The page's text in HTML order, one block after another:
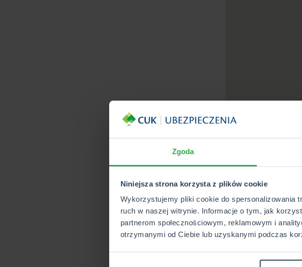
Zgoda
Niniejsza strona korzysta z plików cookie
Wykorzystujemy pliki cookie do spersonalizowania
ruch w naszej witrynie. Informacje o tym, jak
partnerom społecznościowym, reklamowym i
otrzymanymi od Ciebie lub uzyskanymi podczas